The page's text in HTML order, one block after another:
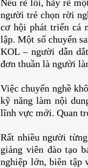
Nếu rẽ lối, hãy rẽ
người trẻ chọn rời
cơ hội phát triển cá
lập. Một số chuyển
KOL – người dẫn
đơn thuần là người
Việc chuyển nghề
kỹ năng làm nội
lĩnh vực mới. Quan
Rất nhiều người
giảng viên đào tạo
nghiệp lớn, biên tập